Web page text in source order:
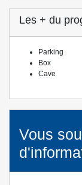
Les + du
Parking
Box
Cave
Vous